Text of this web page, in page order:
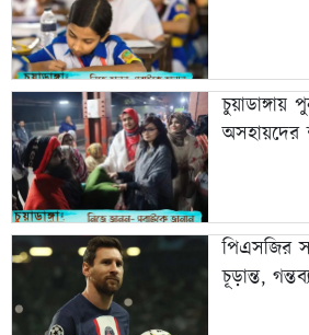
চুয়াডাঙ্গায়
অসহায়দের
পিএসজির
চূড়ান্ত,